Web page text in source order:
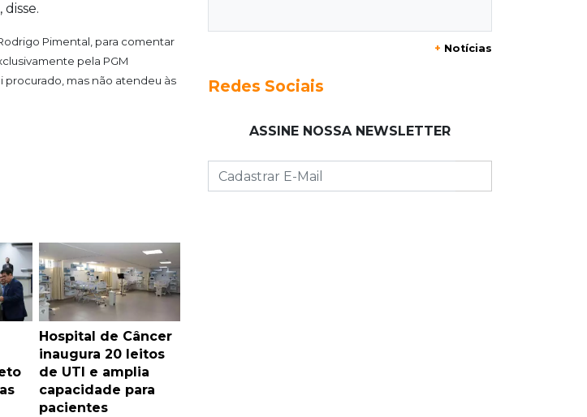
Pimental, para comentar
pela PGM
procurado, mas não atendeu às
Hospital de Câncer
inaugura 20 leitos
de UTI e amplia
capacidade para
pacientes
Padre Mario Sartori é atração da 24ª
Adolescente acusado de atear fogo
+ Notícias
Redes Sociais
ASSINE NOSSA NEWSLETTER